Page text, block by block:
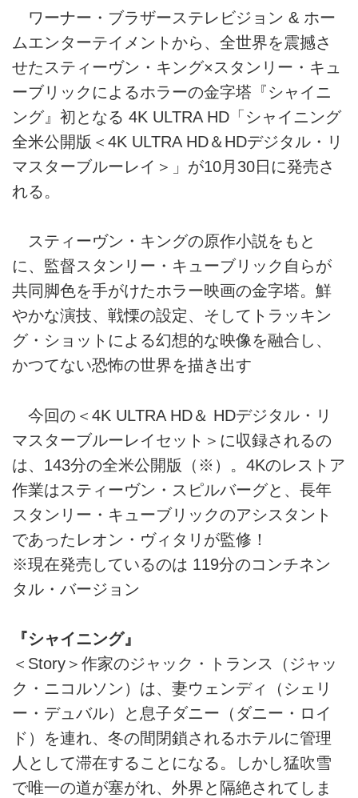
ワーナー・ブラザーステレビジョン & ホー
ムエンターテイメントから、全世界を震撼さ
せたスティーヴン・キング×スタンリー・キュ
ーブリックによるホラーの金字塔『シャイニ
ング』初となる 4K ULTRA HD「シャイニング
全米公開版＜4K ULTRA HD＆HDデジタル・リ
マスターブルーレイ＞」が10月30日に発売さ
れる。
スティーヴン・キングの原作小説をもと
に、監督スタンリー・キューブリック自らが
共同脚色を手がけたホラー映画の金字塔。鮮
やかな演技、戦慄の設定、そしてトラッキン
グ・ショットによる幻想的な映像を融合し、
かつてない恐怖の世界を描き出す
今回の＜4K ULTRA HD＆ HDデジタル・リ
マスターブルーレイセット＞に収録されるの
は、143分の全米公開版（※）。4Kのレストア
作業はスティーヴン・スピルバーグと、長年
スタンリー・キューブリックのアシスタント
であったレオン・ヴィタリが監修！
※現在発売しているのは 119分のコンチネン
タル・バージョン
『シャイニング』
＜Story＞作家のジャック・トランス（ジャッ
ク・ニコルソン）は、妻ウェンディ（シェリ
ー・デュバル）と息子ダニー（ダニー・ロイ
ド）を連れ、冬の間閉鎖されるホテルに管理
人として滞在することになる。しかし猛吹雪
で唯一の道が塞がれ、外界と隔絶されてしま